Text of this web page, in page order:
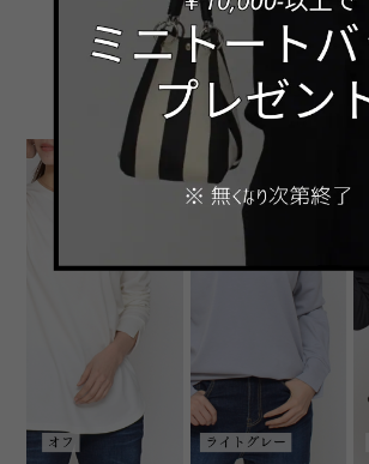
☆ COLOR